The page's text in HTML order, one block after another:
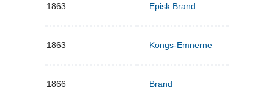
1863 Episk Brand
1863 Kongs-Emnerne
1866 Brand